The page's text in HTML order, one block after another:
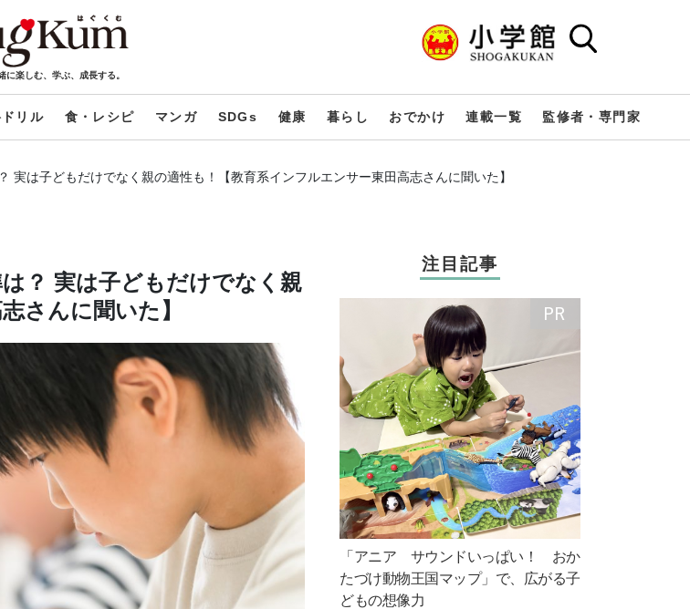
に楽しむ、学ぶ、成長する。
リル 食・レシピ マンガ SDGs 健康 暮らし おでかけ 連載一覧 監修者・専門家
実は子どもだけでなく親の適性も！【教育系インフルエンサー東田高志さんに聞いた】
？ 実は子どもだけでなく親
さんに聞いた】
注目記事
「アニア サウンドいっぱい！ おか
たづけ動物王国マップ」で、広がる子
どもの想像力